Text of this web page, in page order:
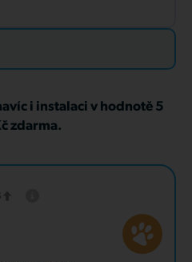
i instalaci v hodnotě 5
zdarma.